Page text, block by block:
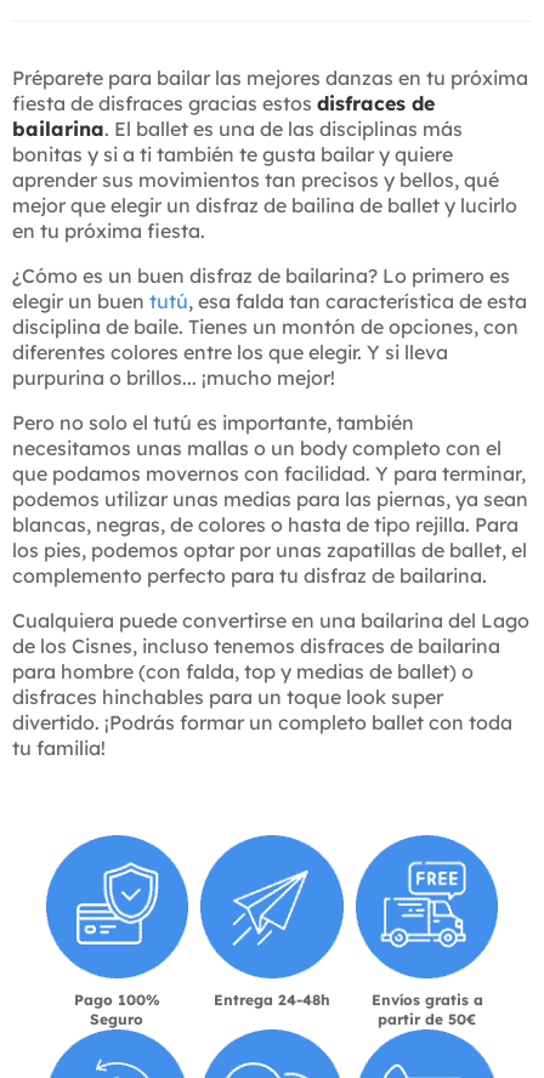
Préparete para bailar las mejores danzas en tu próxima
fiesta de disfraces gracias estos disfraces de
bailarina. El ballet es una de las disciplinas más
bonitas y si a ti también te gusta bailar y quiere
aprender sus movimientos tan precisos y bellos, qué
mejor que elegir un disfraz de bailina de ballet y lucirlo
en tu próxima fiesta.
¿Cómo es un buen disfraz de bailarina? Lo primero es
elegir un buen tutú, esa falda tan característica de esta
disciplina de baile. Tienes un montón de opciones, con
diferentes colores entre los que elegir. Y si lleva
purpurina o brillos... ¡mucho mejor!
Pero no solo el tutú es importante, también
necesitamos unas mallas o un body completo con el
que podamos movernos con facilidad. Y para terminar,
podemos utilizar unas medias para las piernas, ya sean
blancas, negras, de colores o hasta de tipo rejilla. Para
los pies, podemos optar por unas zapatillas de ballet, el
complemento perfecto para tu disfraz de bailarina.
Cualquiera puede convertirse en una bailarina del Lago
de los Cisnes, incluso tenemos disfraces de bailarina
para hombre (con falda, top y medias de ballet) o
disfraces hinchables para un toque look super
divertido. ¡Podrás formar un completo ballet con toda
tu familia!
Pago 100%
Seguro
Entrega 24-48h
Envíos gratis a
partir de 50€